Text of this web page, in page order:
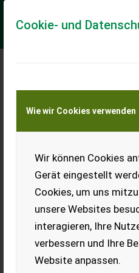
Cookie- und
Wie wir Cookies verwenden
Wir können Cookies
Gerät eingestellt
Cookies, um uns
unsere Websites
interagieren, Ihre
verbessern und Ihre
Website anpassen.
Meine
Transport von Land-
KEINE
Ladeort